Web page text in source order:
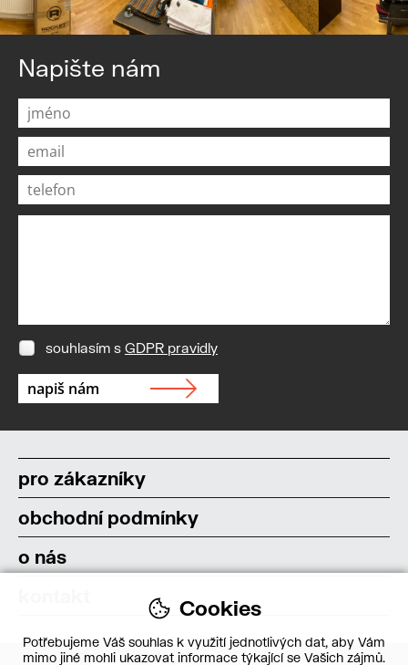
Napište nám
souhlasím s GDPR pravidly
pro zákazníky
obchodní podmínky
o nás
Cookies
Potřebujeme Váš souhlas k využití jednotlivých dat, aby Vám
mimo jiné mohli ukazovat informace týkající se Vašich zájmů.